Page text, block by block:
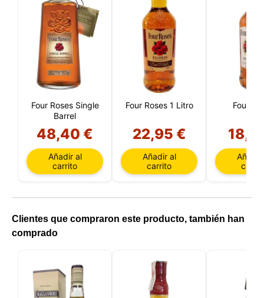
Four Roses Single
Barrel
48,40 €
Añadir al
carrito
Four Roses 1 Litro
22,95 €
Añadir al
carrito
Four
Añadir
Clientes que compraron este producto, también han
comprado